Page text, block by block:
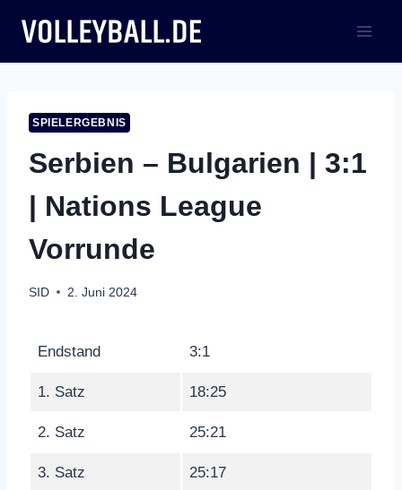
Inhalt
springen
SPIELERGEBNIS
Serbien – Bulgarien | 3:1
| Nations League
Vorrunde
SID 2. Juni 2024
Endstand 3:1
1. Satz 18:25
2. Satz 25:21
3. Satz 25:17